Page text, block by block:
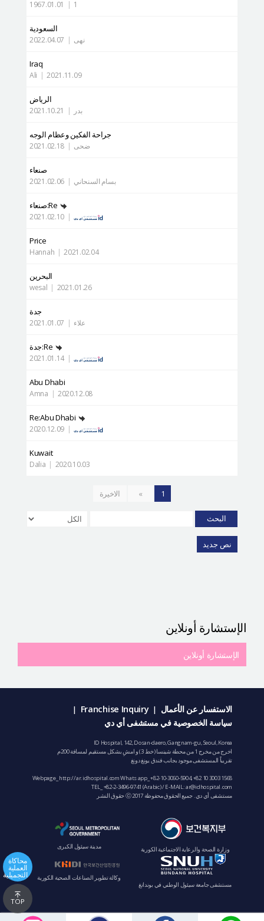
1
|
1967.01.01
السعودية
نهى |
2022.04.07
Iraq
Ali | 2021.11.09
الرياض
بدر |
2021.10.21
جراحة الفكين وعظام الوجه
ضحى |
2021.02.18
صنعاء
بسام السنحاني |
2021.02.06
|
2021.02.10
Price
Hannah | 2021.02.04
البحرين
wesal | 2021.01.26
جدة
علاء |
2021.01.07
|
2021.01.14
Abu Dhabi
Amna | 2020.12.08
|
2020.12.09
Kuwait
Dalia | 2020.10.03
1
» الاخيرة
البحث
نص جديد
الإستشارة أونلاين
الإستشارة أونلاين
الاستفسار عن الأعمال Franchise Inquiry
سياسة الخصوصية في مستشفى أي دي
ID Hospital, 142, Dosan-daero, Gangnam-gu, Seoul, Korea
اخرج من مخرج 1 من محطة شينسا (خط 3) و امشِ بشكل مستقيم لمسافة 200م
تقريباً المستشفى موجود بجانب فندق يونغ دونغ
Webpage_ http://ar.idhospital.com Whats app_+82-10-3060-5904,+82 10 3003 1568
TEL_ +82-2-3496-9741 (Arabic) / E-MAIL:ar@idhospital.com
مستشفى أي دي. جميع الحقوق محفوظة ⓒ 2017 حقوق النشر
وزارة الصحة والرعاية الاجتماعية الكورية مدينة سيئول الكبرى
مستشفى جامعة سيئول الوطني في بوندانغ
وكالة تطوير الصناعات الصحية الكورية
محاكاة
العملية
التجميلية
TOP